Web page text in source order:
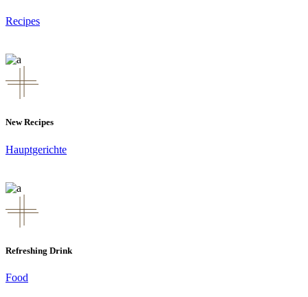
Recipes
New Recipes
Hauptgerichte
Refreshing Drink
Food